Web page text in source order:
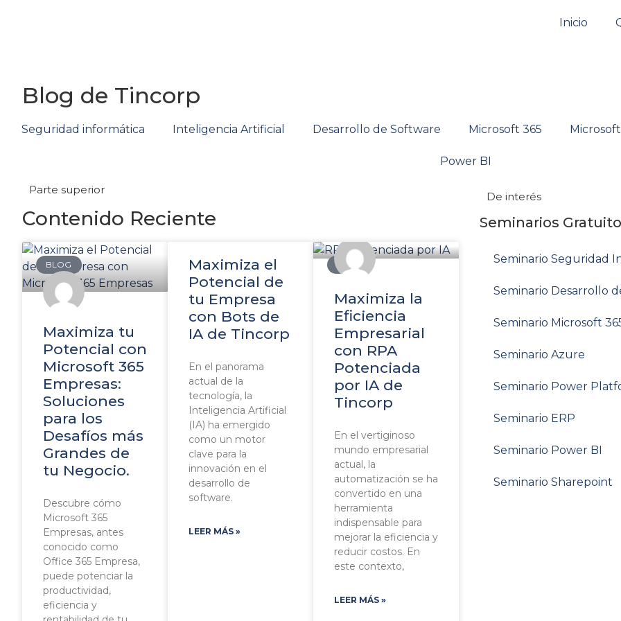
Inicio
Blog de Tincorp
Seguridad informática Inteligencia Artificial Desarrollo de Software Microsoft 365
Power BI
Parte superior
Contenido Reciente
BLOG
Maximiza tu
Potencial con
Microsoft 365
Empresas:
Soluciones
para los
Desafíos más
Grandes de
tu Negocio.
Descubre cómo
Microsoft 365
Empresas, antes
conocido como
Office 365 Empresa,
puede potenciar la
productividad,
eficiencia y
Maximiza el
Potencial de
tu Empresa
con Bots de
IA de Tincorp
En el panorama
actual de la
tecnología, la
Inteligencia Artificial
(IA) ha emergido
como un motor
clave para la
innovación en el
desarrollo de
software.
LEER MÁS »
BLOG
Maximiza la
Eficiencia
Empresarial
con RPA
Potenciada
por IA de
Tincorp
En el vertiginoso
mundo empresarial
actual, la
automatización se ha
convertido en una
herramienta
indispensable para
mejorar la eficiencia y
reducir costos. En
este contexto,
LEER MÁS »
De interés
Seminarios
Seminario Seguridad
Seminario Desarrollo
Seminario Microsoft
Seminario Azure
Seminario Power
Seminario ERP
Seminario Power BI
Seminario Sharepoint